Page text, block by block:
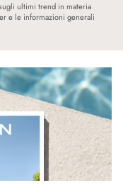
ultimi trend in materia
e le informazioni generali